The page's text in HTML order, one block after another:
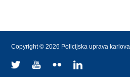
Copyright © 2026 Policijska uprava